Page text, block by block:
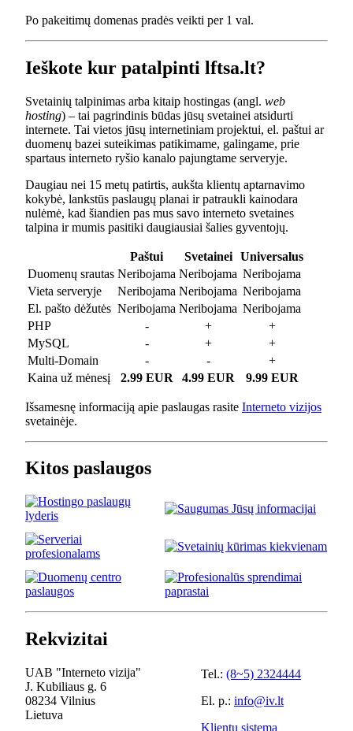
Po pakeitimų domenas pradės veikti per 1 val.
Ieškote kur patalpinti lftsa.lt?
Svetainių talpinimas arba kitaip hostingas (angl. web
hosting) – tai pagrindinis būdas jūsų svetainei atsidurti
internete. Tai vietos jūsų internetiniam projektui, el. paštui ar
duomenų bazei suteikimas patikimame, galingame, prie
spartaus interneto ryšio kanalo pajungtame serveryje.
Daugiau nei 15 metų patirtis, aukšta klientų aptarnavimo
kokybė, lankstūs paslaugų planai ir patraukli kainodara
nulėmė, kad šiandien pas mus savo interneto svetaines
talpina ir mumis pasitiki daugiausiai šalies gyventojų.
Paštui Svetainei
Universalus
Duomenų srautas Neribojama Neribojama Neribojama
Vieta serveryje
Neribojama Neribojama Neribojama
El. pašto dėžutės Neribojama Neribojama Neribojama
PHP
- +
+
MySQL
- +
+
Multi-Domain
- -
+
Kaina už mėnesį
2.99 EUR 4.99 EUR 9.99 EUR
Išsamesnę informaciją apie paslaugas rasite Interneto vizijos
svetainėje.
Kitos paslaugos
Rekvizitai
UAB "Interneto vizija"
J. Kubiliaus g. 6
08234 Vilnius
Lietuva
Tel.: (8~5) 2324444
El. p.: info@iv.lt
Klientų sistema